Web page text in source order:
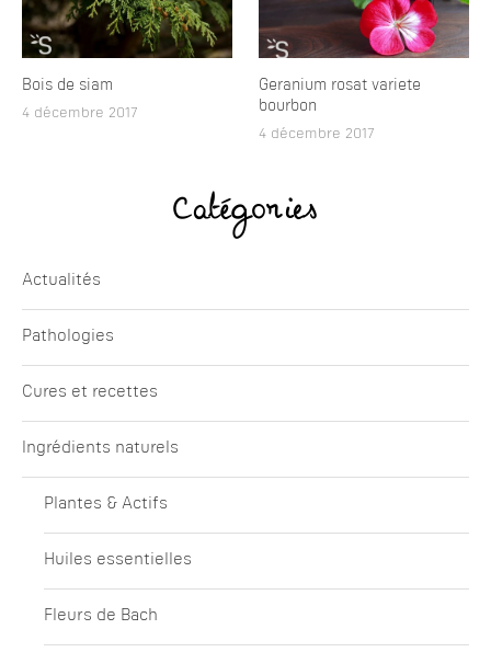
Bois de siam
4 décembre 2017
Geranium rosat variete
bourbon
4 décembre 2017
Catégories
Actualités
Pathologies
Cures et recettes
Ingrédients naturels
Plantes & Actifs
Huiles essentielles
Fleurs de Bach